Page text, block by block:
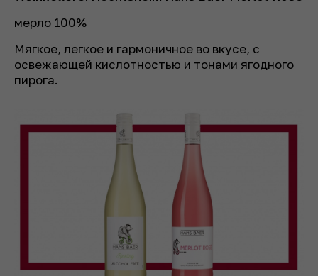
мерло 100%
Мягкое, легкое и гармоничное во вкусе, с
освежающей кислотностью и тонами ягодного
пирога.